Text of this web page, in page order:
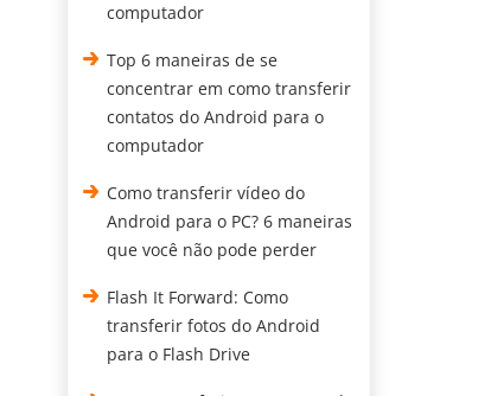
computador
Top 6 maneiras de se
concentrar em como transferir
contatos do Android para o
computador
Como transferir vídeo do
Android para o PC? 6 maneiras
que você não pode perder
Flash It Forward: Como
transferir fotos do Android
para o Flash Drive